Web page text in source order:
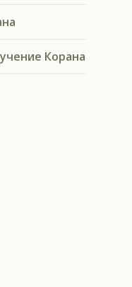
Корана